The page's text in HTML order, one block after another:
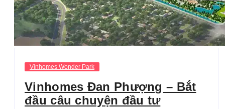
Vinhomes Wonder Park
Vinhomes Đan Phượng – Bắt
đầu câu chuyện đầu tư